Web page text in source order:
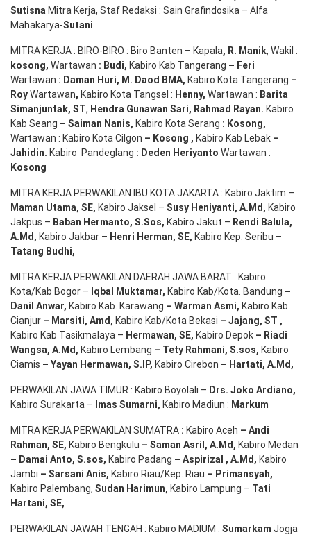
Sutisna Mitra Kerja, Staf Redaksi : Sain Grafindosika – Alfa
Mahakarya-Sutani
MITRA KERJA : BIRO-BIRO : Biro Banten – Kapala, R. Manik, Wakil :
kosong, Wartawan : Budi, Kabiro Kab Tangerang – Feri
Wartawan : Daman Huri, M. Daod BMA, Kabiro Kota Tangerang –
RoyWartawan, Kabiro Kota Tangsel : Henny, Wartawan : Barita
Simanjuntak, ST, Hendra Gunawan Sari, Rahmad Rayan. Kabiro
Kab Seang – Saiman Nanis, Kabiro Kota Serang : Kosong,
Wartawan : Kabiro Kota Cilgon – Kosong , Kabiro Kab Lebak –
Jahidin. Kabiro Pandeglang : Deden Heriyanto Wartawan :
Kosong
MITRA KERJA PERWAKILAN IBU KOTA JAKARTA : Kabiro Jaktim –
Maman Utama, SE, Kabiro Jaksel – Susy Heniyanti, A.Md , Kabiro
Jakpus – Baban Hermanto, S.Sos, Kabiro Jakut – Rendi Balula,
A.Md , Kabiro Jakbar – Henri Herman, SE, Kabiro Kep. Seribu –
Tatang Budhi,
MITRA KERJA PERWAKILAN DAERAH JAWA BARAT : Kabiro
Kota/Kab Bogor – Iqbal Muktamar, Kabiro Kab/Kota. Bandung –
Danil Anwar, Kabiro Kab. Karawang – Warman Asmi, Kabiro Kab.
Cianjur – Marsiti, Amd , Kabiro Kab/Kota Bekasi – Jajang, ST ,
Kabiro Kab Tasikmalaya – Hermawan, SE, Kabiro Depok – Riadi
Wangsa, A.Md , Kabiro Lembang – Tety Rahmani, S.sos, Kabiro
Ciamis – Yayan Hermawan, S.IP, Kabiro Cirebon – Hartati, A.Md ,
PERWAKILAN JAWA TIMUR : Kabiro Boyolali – Drs. Joko Ardiano,
Kabiro Surakarta – Imas Sumarni, Kabiro Madiun : Markum
MITRA KERJA PERWAKILAN SUMATRA : Kabiro Aceh – Andi
Rahman, SE, Kabiro Bengkulu – Saman Asril , A.Md , Kabiro Medan
– Damai Anto, S.sos, Kabiro Padang – Aspirizal , A.Md , Kabiro
Jambi – Sarsani Anis, Kabiro Riau/Kep. Riau – Primansyah,
Kabiro Palembang, Sudan Harimun, Kabiro Lampung – Tati
Hartani, SE,
PERWAKILAN JAWAH TENGAH : Kabiro MADIUM : Sumarkam Jogja